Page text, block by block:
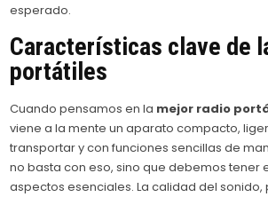
esperado.
Características clave de
portátiles
Cuando pensamos en la mejor radio
viene a la mente un aparato compacto,
transportar y con funciones sencillas de
no basta con eso, sino que debemos tener
aspectos esenciales. La calidad del sonido,